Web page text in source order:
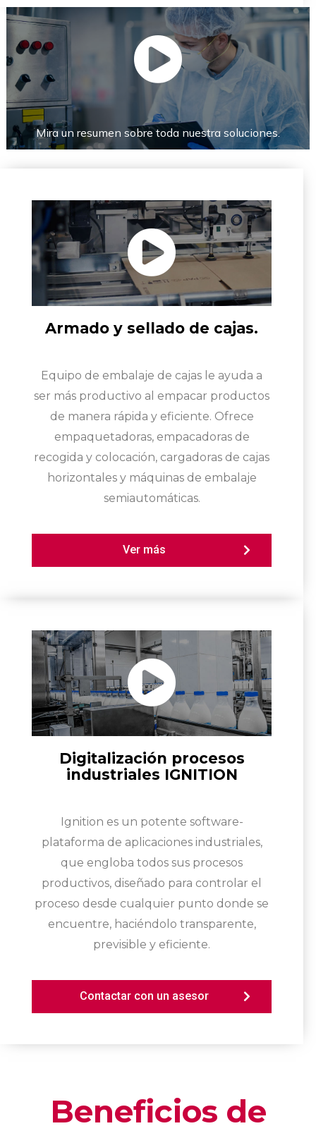
Mira un resumen sobre toda nuestra soluciones.
Armado y sellado de cajas.
Equipo de embalaje de cajas le ayuda a
ser más productivo al empacar productos
de manera rápida y eficiente. Ofrece
empaquetadoras, empacadoras de
recogida y colocación, cargadoras de cajas
horizontales y máquinas de embalaje
semiautomáticas.
Ver más
Digitalización procesos
industriales IGNITION
Ignition es un potente software-
plataforma de aplicaciones industriales,
que engloba todos sus procesos
productivos, diseñado para controlar el
proceso desde cualquier punto donde se
encuentre, haciéndolo transparente,
previsible y eficiente.
Contactar con un asesor
Beneficios de